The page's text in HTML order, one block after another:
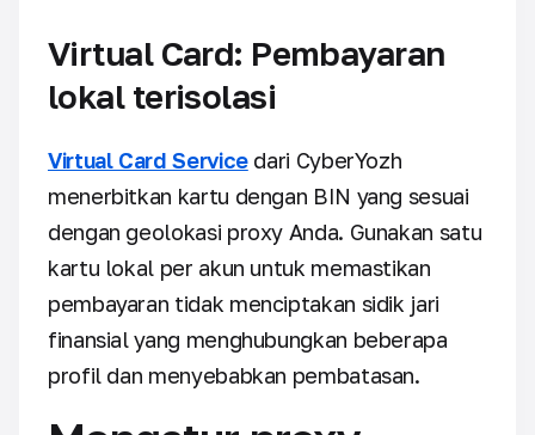
Virtual Card: Pembayaran
lokal terisolasi
Virtual Card Service dari CyberYozh
menerbitkan kartu dengan BIN yang sesuai
dengan geolokasi proxy Anda. Gunakan satu
kartu lokal per akun untuk memastikan
pembayaran tidak menciptakan sidik jari
finansial yang menghubungkan beberapa
profil dan menyebabkan pembatasan.